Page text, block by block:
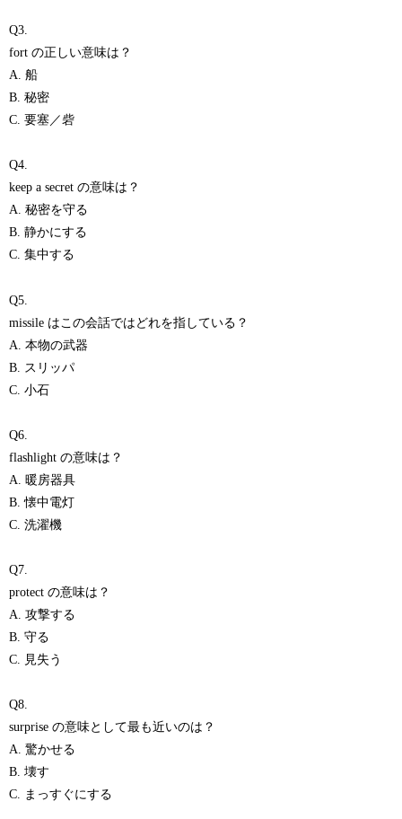
Q3.
fort の正しい意味は？
A. 船
B. 秘密
C. 要塞／砦
Q4.
keep a secret の意味は？
A. 秘密を守る
B. 静かにする
C. 集中する
Q5.
missile はこの会話ではどれを指している？
A. 本物の武器
B. スリッパ
C. 小石
Q6.
flashlight の意味は？
A. 暖房器具
B. 懐中電灯
C. 洗濯機
Q7.
protect の意味は？
A. 攻撃する
B. 守る
C. 見失う
Q8.
surprise の意味として最も近いのは？
A. 驚かせる
B. 壊す
C. まっすぐにする